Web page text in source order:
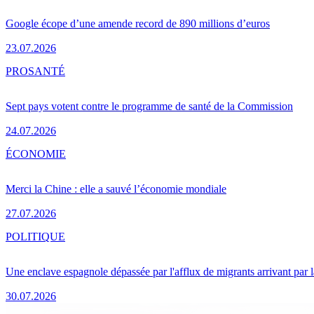
Google écope d’une amende record de 890 millions d’euros
23.07.2026
Sept pays votent contre le programme de santé de la Commission
24.07.2026
PROSANTÉ
Merci la Chine : elle a sauvé l’économie mondiale
27.07.2026
ÉCONOMIE
Une enclave espagnole dépassée par l'afflux de migrants arrivant par
30.07.2026
POLITIQUE